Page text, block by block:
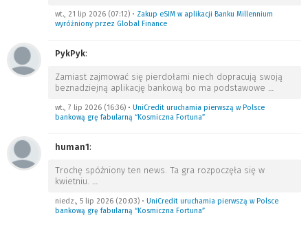
wt., 21 lip 2026 (07:12) • Zakup eSIM w aplikacji Banku Millennium
wyróżniony przez Global Finance
PykPyk:
Zamiast zajmować się pierdołami niech dopracują swoją
beznadziejną aplikację bankową bo ma podstawowe …
wt., 7 lip 2026 (16:36) • UniCredit uruchamia pierwszą w Polsce
bankową grę fabularną “Kosmiczna Fortuna”
human1:
Trochę spóźniony ten news. Ta gra rozpoczęła się w
kwietniu. …
niedz., 5 lip 2026 (20:03) • UniCredit uruchamia pierwszą w Polsce
bankową grę fabularną “Kosmiczna Fortuna”